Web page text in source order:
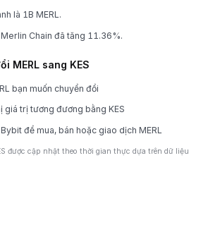
là 1B MERL.
Chain đã tăng 11.36%.
MERL sang KES
bạn muốn chuyển đổi
giá trị tương đương bằng KES
để mua, bán hoặc giao dịch MERL
được cập nhật theo thời gian thực dựa trên dữ liệu